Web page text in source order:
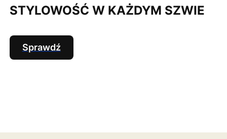
STYLOWOŚĆ W KAŻDYM SZWIE
Sprawdź